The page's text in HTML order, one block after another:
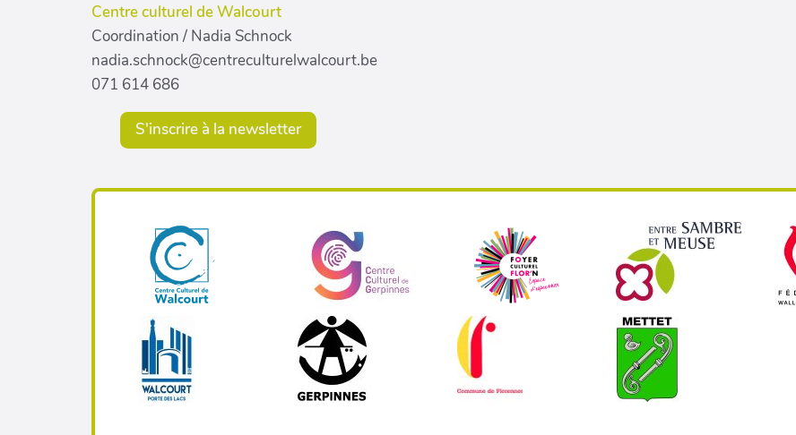
Centre culturel de Walcourt
Coordination / Nadia Schnock
nadia.schnock@centreculturelwalcourt.be
071 614 686
S'inscrire à la newsletter